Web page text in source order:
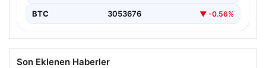
BTC 3053676 ▼ -0.56%
Son Eklenen Haberler